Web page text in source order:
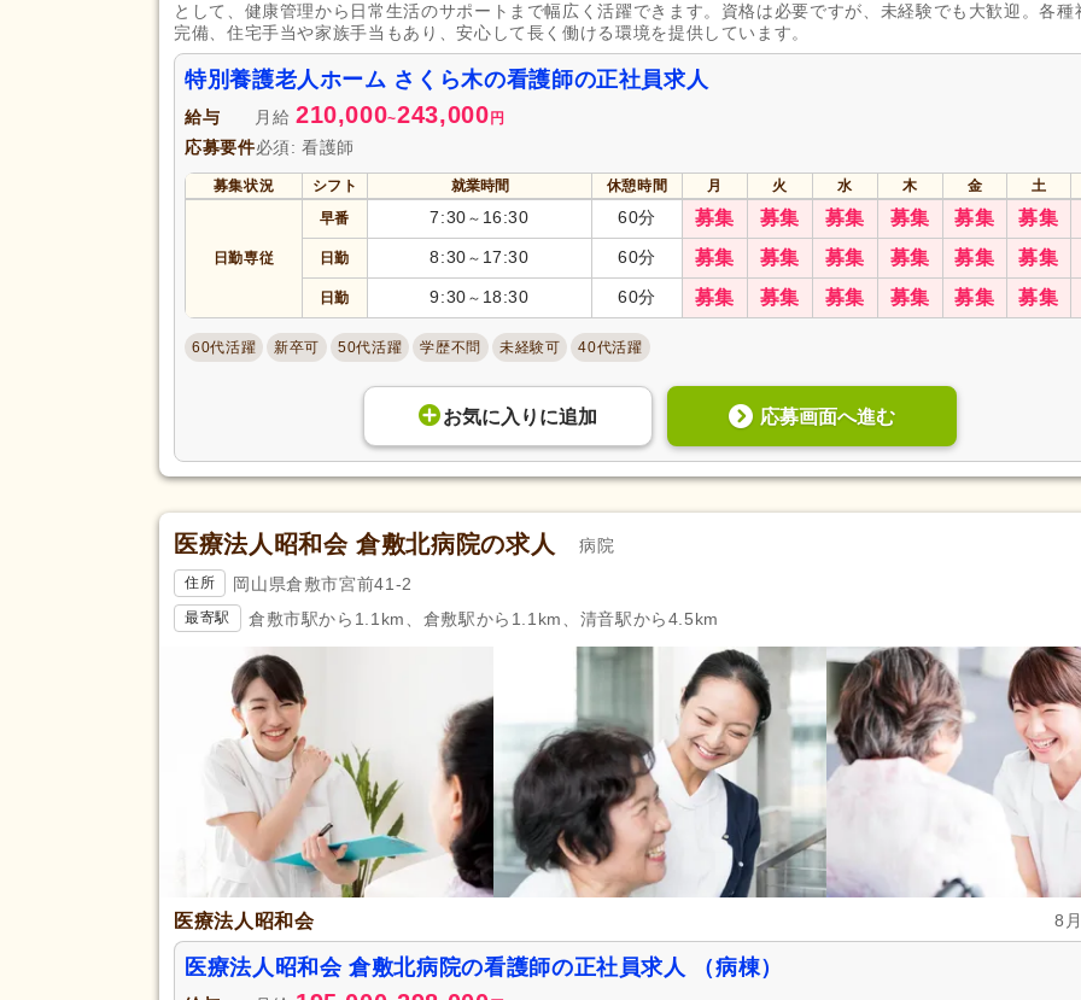
として、健康管理から日常生活のサポートまで幅広く活躍できます。資格は必要ですが、未経験でも大歓迎。各種
完備、住宅手当や家族手当もあり、安心して長く働ける環境を提供しています。
特別養護老人ホーム さくら木の看護師の正社員求人
給与 月給 210,000~243,000 円
応募要件必須: 看護師
募集状況 シフト 就業時間 休憩時間 月 火 水 木 金 土
日勤専従
早番 7:30 ～ 16:30 60分 募集 募集 募集 募集 募集 募集
日勤 8:30 ～ 17:30 60分 募集 募集 募集 募集 募集 募集
日勤 9:30 ～ 18:30 60分 募集 募集 募集 募集 募集 募集
60代活躍 新卒可 50代活躍 学歴不問 未経験可 40代活躍
お気に入り に追加 応募画面へ進む
医療法人昭和会 倉敷北病院の求人 病院
住所 岡山県倉敷市宮前41-2
最寄駅 倉敷市駅から1.1km、倉敷駅から1.1km、清音駅から4.5km
医療法人昭和会 8
医療法人昭和会 倉敷北病院の看護師の正社員求人 （病棟）